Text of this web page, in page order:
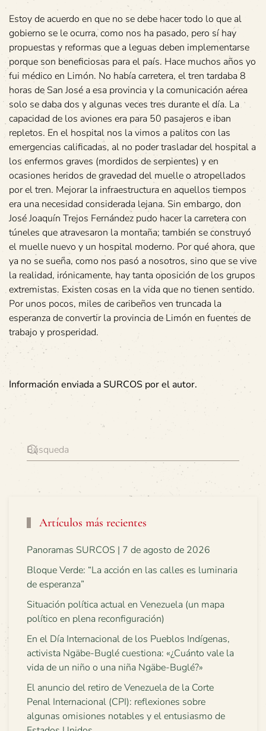
Estoy de acuerdo en que no se debe hacer todo lo que al
gobierno se le ocurra, como nos ha pasado, pero sí hay
propuestas y reformas que a leguas deben implementarse
porque son beneficiosas para el país. Hace muchos años yo
fui médico en Limón. No había carretera, el tren tardaba 8
horas de San José a esa provincia y la comunicación aérea
solo se daba dos y algunas veces tres durante el día. La
capacidad de los aviones era para 50 pasajeros e iban
repletos. En el hospital nos la vimos a palitos con las
emergencias calificadas, al no poder trasladar del hospital a
los enfermos graves (mordidos de serpientes) y en
ocasiones heridos de gravedad del muelle o atropellados
por el tren. Mejorar la infraestructura en aquellos tiempos
era una necesidad considerada lejana. Sin embargo, don
José Joaquín Trejos Fernández pudo hacer la carretera con
túneles que atravesaron la montaña; también se construyó
el muelle nuevo y un hospital moderno. Por qué ahora, que
ya no se sueña, como nos pasó a nosotros, sino que se vive
la realidad, irónicamente, hay tanta oposición de los grupos
extremistas. Existen cosas en la vida que no tienen sentido.
Por unos pocos, miles de caribeños ven truncada la
esperanza de convertir la provincia de Limón en fuentes de
trabajo y prosperidad.
Información enviada a SURCOS por el autor.
Artículos más recientes
Panoramas SURCOS | 7 de agosto de 2026
Bloque Verde: “La acción en las calles es luminaria
de esperanza”
Situación política actual en Venezuela (un mapa
político en plena reconfiguración)
En el Día Internacional de los Pueblos Indígenas,
activista Ngäbe-Buglé cuestiona: «¿Cuánto vale la
vida de un niño o una niña Ngäbe-Buglé?»
El anuncio del retiro de Venezuela de la Corte
Penal Internacional (CPI): reflexiones sobre
algunas omisiones notables y el entusiasmo de